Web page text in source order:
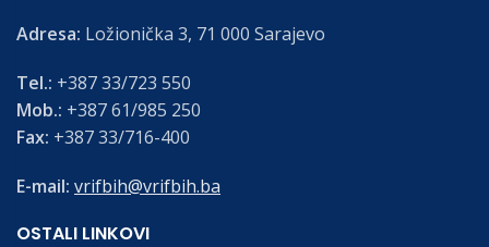
Adresa: Ložionička 3, 71 000 Sarajevo
Tel.: +387 33/723 550
Mob.: +387 61/985 250
Fax: +387 33/716-400
E-mail: vrifbih@vrifbih.ba
OSTALI LINKOVI